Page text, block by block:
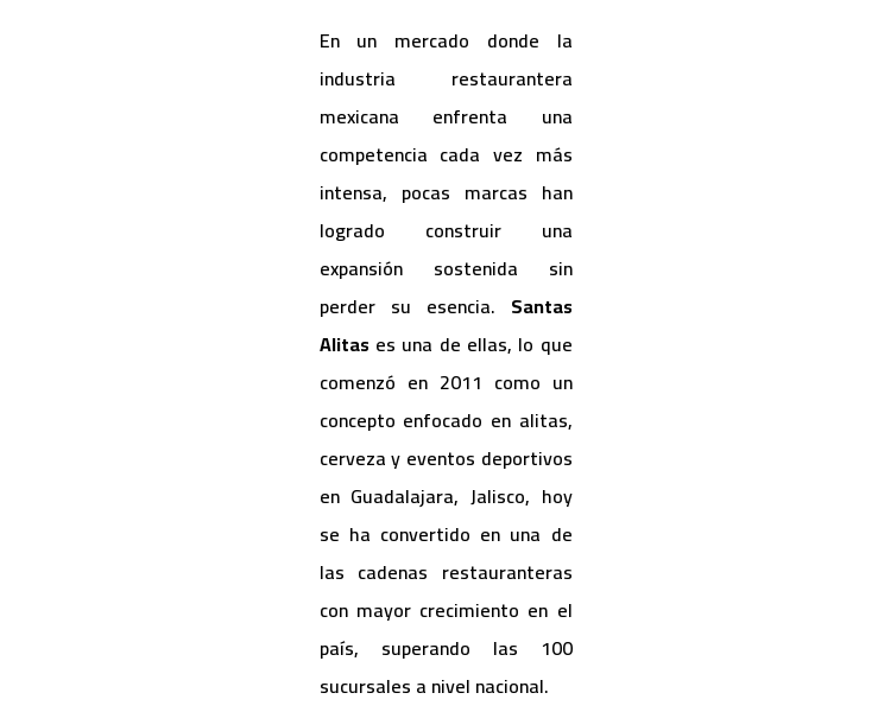
En un mercado donde la
industria restaurantera
mexicana enfrenta una
competencia cada vez más
intensa, pocas marcas han
logrado construir una
expansión sostenida sin
perder su esencia. Santas
Alitas es una de ellas, lo que
comenzó en 2011 como un
concepto enfocado en alitas,
cerveza y eventos deportivos
en Guadalajara, Jalisco, hoy
se ha convertido en una de
las cadenas restauranteras
con mayor crecimiento en el
país, superando las 100
sucursales a nivel nacional.